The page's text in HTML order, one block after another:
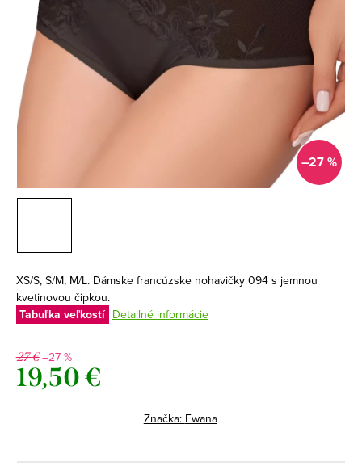
–27 %
XS/S, S/M, M/L. Dámske francúzske nohavičky 094 s jemnou
kvetinovou čipkou.
Tabuľka veľkostí Detailné informácie
27 €–27 %
19,50 €
Značka: Ewana